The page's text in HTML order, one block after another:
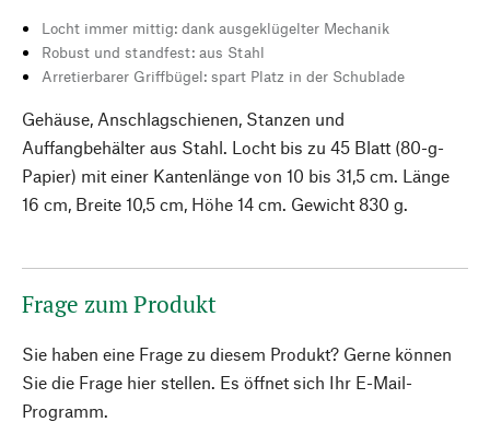
Locht immer mittig: dank ausgeklügelter Mechanik
Robust und standfest: aus Stahl
Arretierbarer Griffbügel: spart Platz in der Schublade
Gehäuse, Anschlagschienen, Stanzen und
Auffangbehälter aus Stahl. Locht bis zu 45 Blatt (80-g-
Papier) mit einer Kantenlänge von 10 bis 31,5 cm. Länge
16 cm, Breite 10,5 cm, Höhe 14 cm. Gewicht 830 g.
Frage zum Produkt
Sie haben eine Frage zu diesem Produkt? Gerne können
Sie die Frage hier stellen. Es öffnet sich Ihr E-Mail-
Programm.